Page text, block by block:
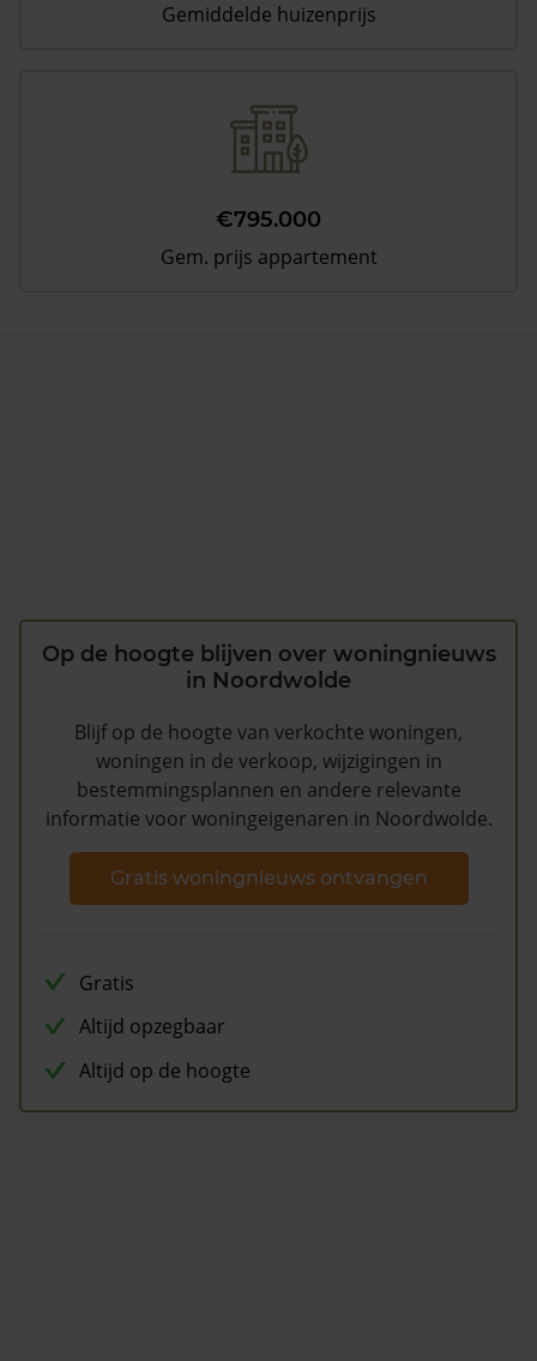
Gemiddelde huizenprijs
€795.000
Gem. prijs appartement
Op de hoogte blijven over woningnieuws
in Noordwolde
Blijf op de hoogte van verkochte woningen,
woningen in de verkoop, wijzigingen in
bestemmingsplannen en andere relevante
informatie voor woningeigenaren in Noordwolde.
Gratis woningnieuws ontvangen
Gratis
Altijd opzegbaar
Altijd op de hoogte